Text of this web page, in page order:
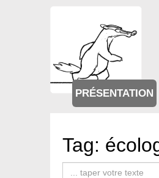
PRÉSENTATION
Tag: